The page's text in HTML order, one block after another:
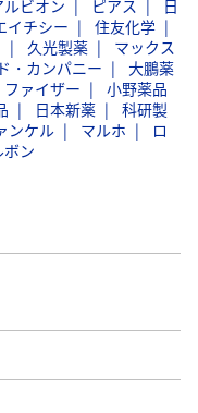
ルビオン ピアス
日
イチシー
住友化学
久光製薬
マックス
・カンパニー
大鵬薬
ファイザー
小野薬品
日本新薬
科研製
ンケル マルホ
ロ
ボン